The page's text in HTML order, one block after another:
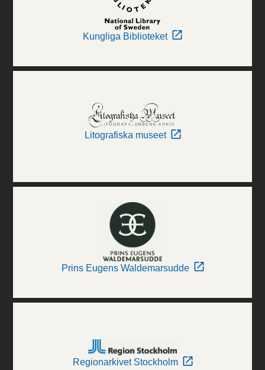
Kungliga Biblioteket
Litografiska museet
Prins Eugens Waldemarsudde
Regionarkivet Stockholm